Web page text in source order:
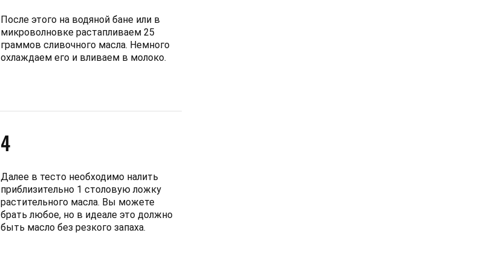
После этого на водяной бане или в
микроволновке растапливаем 25
граммов сливочного масла. Немного
охлаждаем его и вливаем в молоко.
4
Далее в тесто необходимо налить
приблизительно 1 столовую ложку
растительного масла. Вы можете
брать любое, но в идеале это должно
быть масло без резкого запаха.